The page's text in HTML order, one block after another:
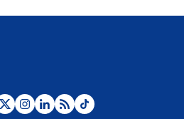
Posesión de Abelardo De La Espriella